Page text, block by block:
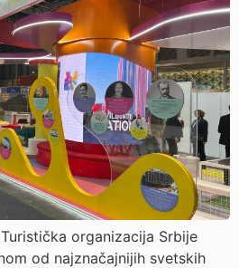
organizacija Srbije
od najznačajnijih svetskih